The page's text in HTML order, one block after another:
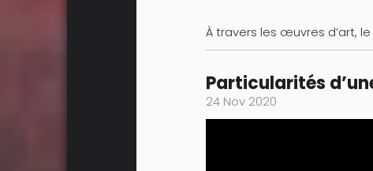
À travers les œuvres d’art,
Particularités
24 Nov 2020